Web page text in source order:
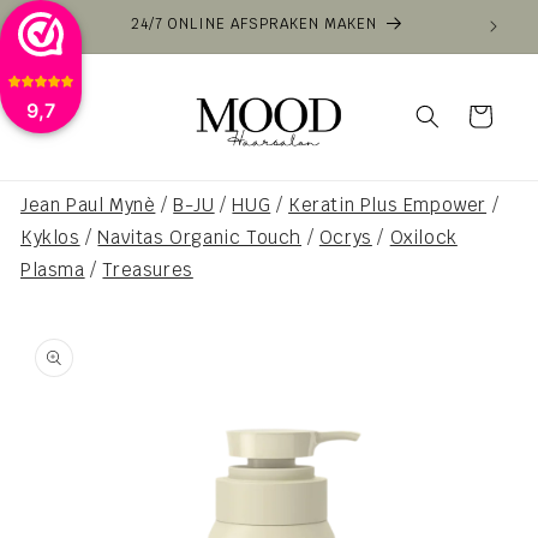
9,7
Meteen
naar de
content
VOOR 16:00 BESTELD VANDAAG VERZONDEN
Winkelwagen
Jean Paul Mynè / B-JU / HUG / Keratin Plus Empower /
Kyklos / Navitas Organic Touch / Ocrys / Oxilock
Plasma /Treasures
direct naar